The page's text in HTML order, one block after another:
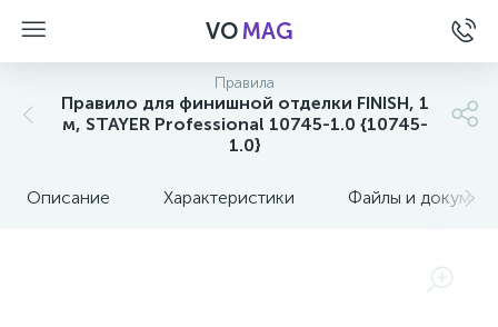
VOMAG
Правила
Правило для финишной отделки FINISH, 1
м, STAYER Professional 10745-1.0 {10745-
1.0}
Описание Характеристики Файлы и